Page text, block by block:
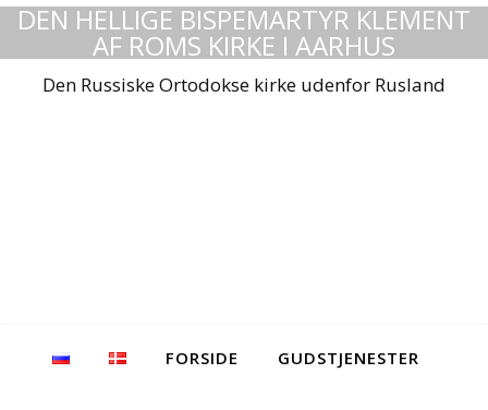
DEN HELLIGE BISPEMARTYR KLEMENT
AF ROMS KIRKE I AARHUS
Den Russiske Ortodokse kirke udenfor Rusland
FORSIDE GUDSTJENESTER